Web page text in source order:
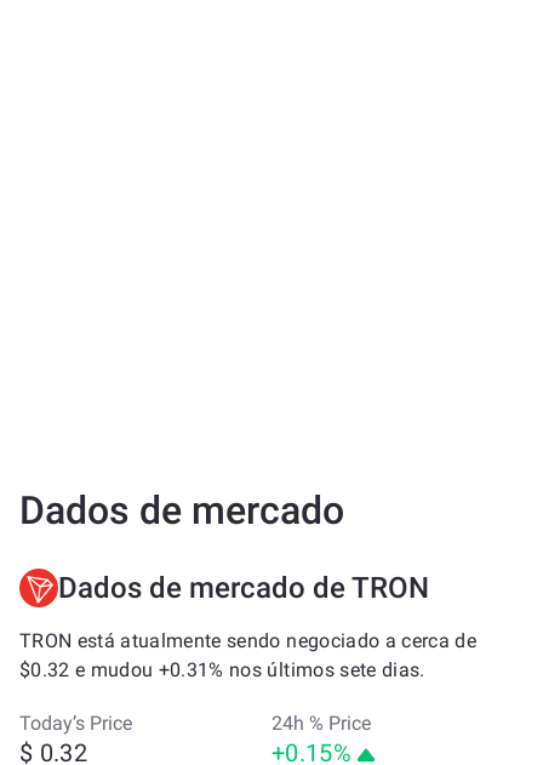
Dados de mercado
Dados de mercado de TRON
TRON está atualmente sendo negociado a cerca de
$0.32 e mudou +0.31% nos últimos sete dias.
Today’s Price
$ 0.32
24h % Price
+0.15%